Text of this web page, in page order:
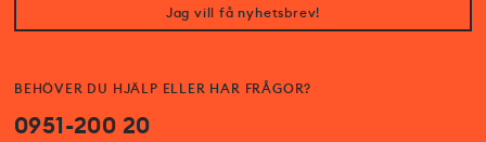
BEHÖVER DU HJÄLP ELLER HAR FRÅGOR?
0951-200 20
Jag vill få nyhetsbrev!